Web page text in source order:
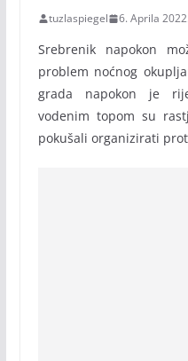
tuzlaspiegel 6. Aprila 2022.
Srebrenik napokon
problem noćnog
grada napokon je
vodenim topom su
pokušali organizirati